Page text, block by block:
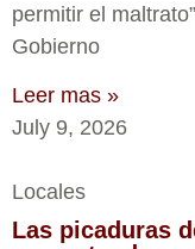
permitir el
Gobierno
Leer mas »
July 9, 2026
Locales
Las picaduras